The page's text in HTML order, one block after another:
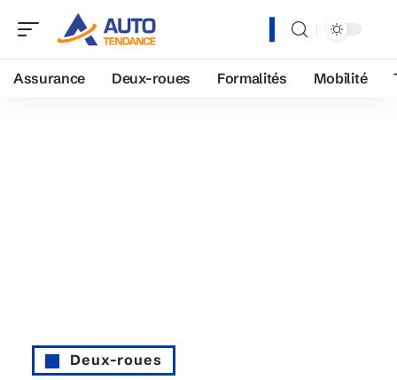
Assurance Deux-roues Formalités Mobilité
Deux-roues